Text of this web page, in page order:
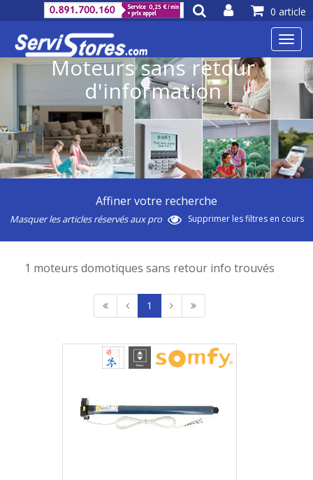
0 article
Moteurs sans retour
d'information
Affiner votre recherche
Masquer les articles réservés aux pro Supprimer les filtres en cours
1 moteurs domotiques sans retour info trouvés
1